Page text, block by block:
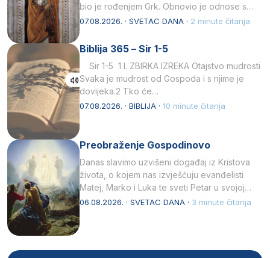
bio je rođenjem Grk. Obnovio je odnose s
afričkim…
07.08.2026. · SVETAC DANA · 2 minute čitanja
Biblija 365 – Sir 1-5
Sir 1-5 1 I. ZBIRKA IZREKA Otajstvo mudrosti
Svaka je mudrost od Gospoda i s njime je
dovijeka.2 Tko će…
07.08.2026. · BIBLIJA · 10 minute čitanja
Preobraženje Gospodinovo
Danas slavimo uzvišeni događaj iz Kristova
života, o kojem nas izvješćuju evanđelisti
Matej, Marko i Luka te sveti Petar u svojoj
drugoj…
06.08.2026. · SVETAC DANA · 3 minute čitanja